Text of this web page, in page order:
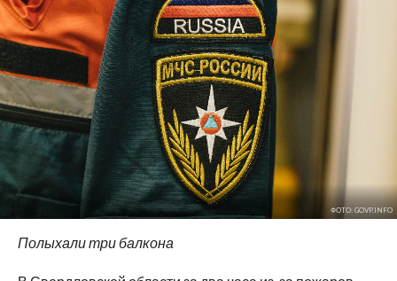
ФОТО: GOVP.INFO
Полыхали три балкона